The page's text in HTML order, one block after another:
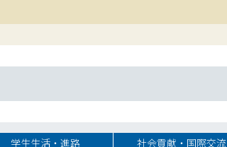
学生生活・進路 社会貢献・国際交流